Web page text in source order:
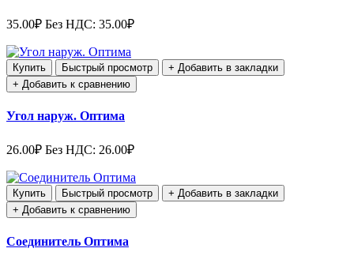
35.00₽ Без НДС: 35.00₽
Купить Быстрый просмотр
+ Добавить в закладки
+ Добавить к сравнению
Угол наруж. Оптима
26.00₽ Без НДС: 26.00₽
Купить Быстрый просмотр
+ Добавить в закладки
+ Добавить к сравнению
Соединитель Оптима